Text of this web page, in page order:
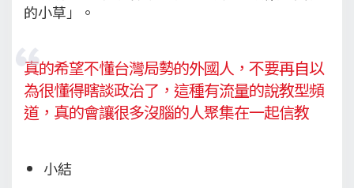
的小草」。
真的希望不懂台灣局勢的外國人，不要再自以
為很懂得瞎談政治了，這種有流量的說教型頻
道，真的會讓很多沒腦的人聚集在一起信教
小結